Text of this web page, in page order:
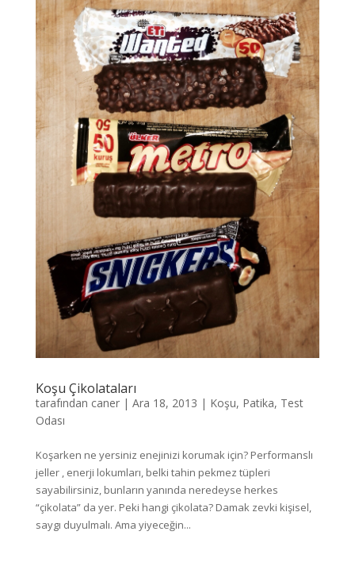
Koşu Çikolataları
tarafından caner| Ara 18, 2013 | Koşu, Patika, Test
Odası
Koşarken ne yersiniz enejinizi korumak için? Performanslı
jeller , enerji lokumları, belki tahin pekmez tüpleri
sayabilirsiniz, bunların yanında neredeyse herkes
“çikolata” da yer. Peki hangi çikolata? Damak zevki kişisel,
saygı duyulmalı. Ama yiyeceğin...